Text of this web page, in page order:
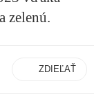
zelenú.
ZDIEĽAŤ